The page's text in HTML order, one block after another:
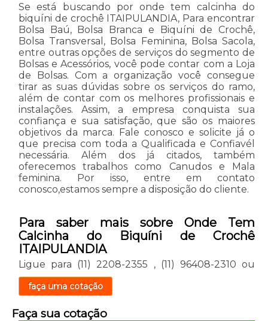
Se está buscando por onde tem calcinha do
biquíni de crochê ITAIPULANDIA, Para encontrar
Bolsa Baú, Bolsa Branca e Biquíni de Crochê,
Bolsa Transversal, Bolsa Feminina, Bolsa Sacola,
entre outras opções de serviços do segmento de
Bolsas e Acessórios, você pode contar com a Loja
de Bolsas. Com a organização você consegue
tirar as suas dúvidas sobre os serviços do ramo,
além de contar com os melhores profissionais e
instalações. Assim, a empresa conquista sua
confiança e sua satisfação, que são os maiores
objetivos da marca. Fale conosco e solicite já o
que precisa com toda a Qualificada e Confiavél
necessária. Além dos já citados, também
oferecemos trabalhos como Canudos e Mala
feminina. Por isso, entre em contato
conosco,estamos sempre a disposição do cliente.
Para saber mais sobre Onde Tem
Calcinha do Biquíni de Crochê
ITAIPULANDIA
Ligue para (11) 2208-2355 , (11) 96408-2310 ou
faça uma cotação
Faça sua cotação